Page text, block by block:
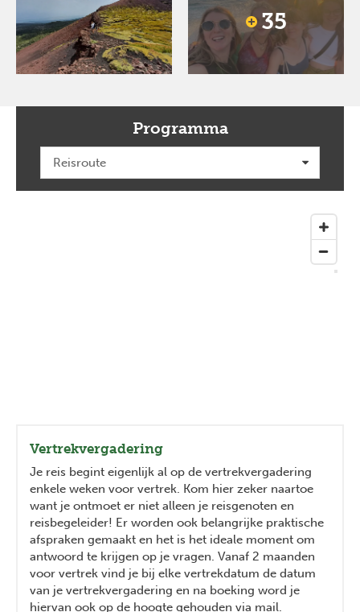
35
Programma
Vertrekvergadering
Je reis begint eigenlijk al op de vertrekvergadering
enkele weken voor vertrek. Kom hier zeker naartoe
want je ontmoet er niet alleen je reisgenoten en
reisbegeleider! Er worden ook belangrijke praktische
afspraken gemaakt en het is het ideale moment om
antwoord te krijgen op je vragen. Vanaf 2 maanden
voor vertrek vind je bij elke vertrekdatum de datum
van je vertrekvergadering en na boeking word je
hiervan ook op de hoogte gehouden via mail.